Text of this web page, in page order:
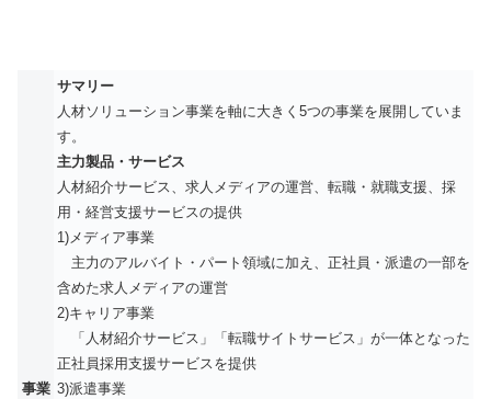
事業
サマリー
人材ソリューション事業を軸に大きく5つの事業を展開していま
す。
主力製品・サービス
人材紹介サービス、求人メディアの運営、転職・就職支援、採
用・経営支援サービスの提供
1)メディア事業
主力のアルバイト・パート領域に加え、正社員・派遣の一部を
含めた求人メディアの運営
2)キャリア事業
「人材紹介サービス」「転職サイトサービス」が一体となった
正社員採用支援サービスを提供
3)派遣事業